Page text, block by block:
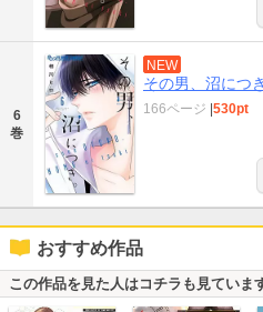
6
巻
NEW
その男、沼につ
166ページ |530pt
おすすめ作品
この作品を見た人はコチラも見ていま